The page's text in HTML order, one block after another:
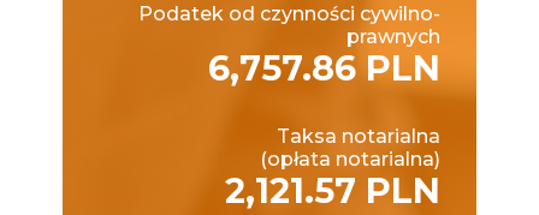
Podatek od czynności cywilno-
prawnych
6,757.86 PLN
Taksa notarialna
(opłata notarialna)
2,121.57 PLN